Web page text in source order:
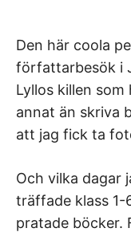
Den här coola
författarbesök i
Lyllos killen
annat än skriva
att jag fick ta
Och vilka dagar
träffade klass 1-
pratade böcker.